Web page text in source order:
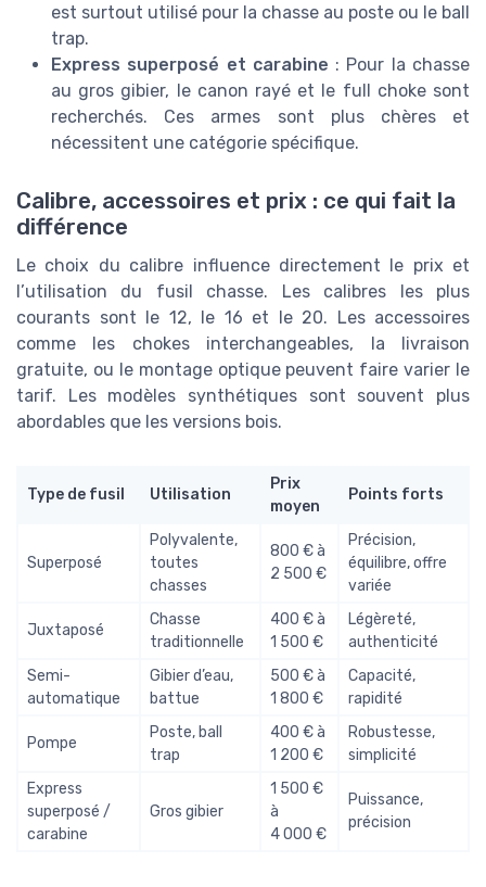
est surtout utilisé pour la chasse au poste ou le ball
trap.
Express superposé et carabine : Pour la chasse
au gros gibier, le canon rayé et le full choke sont
recherchés. Ces armes sont plus chères et
nécessitent une catégorie spécifique.
Calibre, accessoires et prix : ce qui fait la
différence
Le choix du calibre influence directement le prix et
l’utilisation du fusil chasse. Les calibres les plus
courants sont le 12, le 16 et le 20. Les accessoires
comme les chokes interchangeables, la livraison
gratuite, ou le montage optique peuvent faire varier le
tarif. Les modèles synthétiques sont souvent plus
abordables que les versions bois.
Type de fusil Utilisation
Prix
moyen
Points forts
Superposé
Polyvalente,
toutes
chasses
800 € à
2 500 €
Précision,
équilibre, offre
variée
Juxtaposé
Chasse
traditionnelle
400 € à
1 500 €
Légèreté,
authenticité
Semi-
automatique
Gibier d’eau,
battue
500 € à
1 800 €
Capacité,
rapidité
Pompe
Poste, ball
trap
400 € à
1 200 €
Robustesse,
simplicité
Express
superposé /
carabine
Gros gibier
1 500 €
à
4 000 €
Puissance,
précision